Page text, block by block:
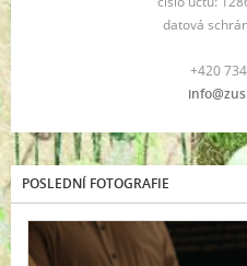
datová
+420
POSLEDNÍ FOTOGRAFIE